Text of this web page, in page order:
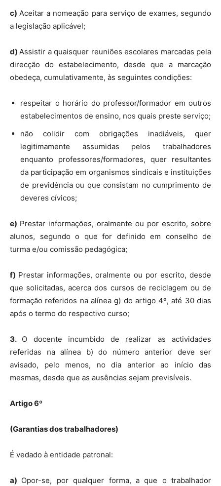
c)Aceitar a nomeação para serviço de exames, segundo
a legislação aplicável;
d)Assistir a quaisquer reuniões escolares marcadas pela
direcção do estabelecimento, desde que a marcação
obedeça, cumulativamente, às seguintes condições:
respeitar o horário do professor/formador em outros
estabelecimentos de ensino, nos quais preste serviço;
não colidir com obrigações inadiáveis, quer
legitimamente assumidas pelos trabalhadores
enquanto professores/formadores, quer resultantes
da participação em organismos sindicais e instituições
de previdência ou que consistam no cumprimento de
deveres cívicos;
e) Prestar informações, oralmente ou por escrito, sobre
alunos, segundo o que for definido em conselho de
turma e/ou comissão pedagógica;
f) Prestar informações, oralmente ou por escrito, desde
que solicitadas, acerca dos cursos de reciclagem ou de
formação referidos na alínea g) do artigo 4º, até 30 dias
após o termo do respectivo curso;
3. O docente incumbido de realizar as actividades
referidas na alínea b) do número anterior deve ser
avisado, pelo menos, no dia anterior ao início das
mesmas, desde que as ausências sejam previsíveis.
Artigo 6º
(Garantias dos trabalhadores)
É vedado à entidade patronal:
a) Opor-se, por qualquer forma, a que o trabalhador